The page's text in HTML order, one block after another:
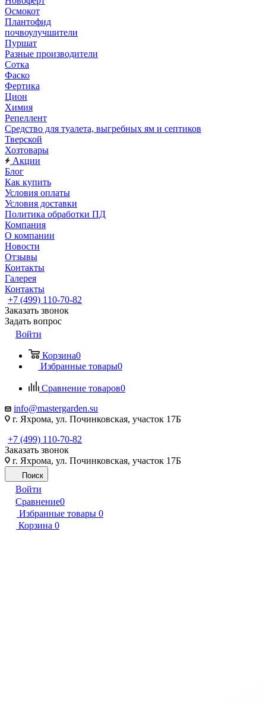
Осмокот
Плантофид
почвоулучшители
Пуршат
Разные производители
Сотка
Фаско
Фертика
Цион
Химия
Репеллент
Средство для туалета, выгребных ям и септиков
Тверской
Хозтовары
Акции
Блог
Как купить
Условия оплаты
Условия доставки
Политика обработки ПД
Компания
О компании
Новости
Отзывы
Контакты
Галерея
Контакты
+7 (499) 110-70-82
Заказать звонок
Задать вопрос
Войти
Корзина0
Избранные товары0
Сравнение товаров0
info@mastergarden.su
г. Яхрома, ул. Починковская, участок 17Б
+7 (499) 110-70-82
Заказать звонок
г. Яхрома, ул. Починковская, участок 17Б
Поиск
Войти
Сравнение0
Избранные товары 0
Корзина 0